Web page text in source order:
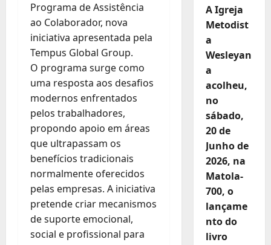
Programa de Assistência
ao Colaborador, nova
iniciativa apresentada pela
Tempus Global Group.
O programa surge como
uma resposta aos desafios
modernos enfrentados
pelos trabalhadores,
propondo apoio em áreas
que ultrapassam os
benefícios tradicionais
normalmente oferecidos
pelas empresas. A iniciativa
pretende criar mecanismos
de suporte emocional,
social e profissional para
A Igreja
Metodist
a
Wesleyan
a
acolheu,
no
sábado,
20 de
Junho de
2026, na
Matola-
700, o
lançame
nto do
livro